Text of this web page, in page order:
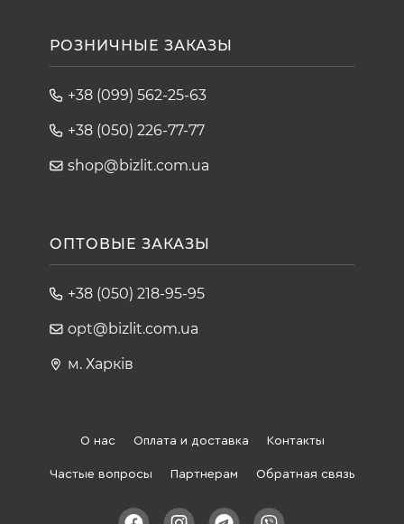
РОЗНИЧНЫЕ ЗАКАЗЫ
+38 (099) 562-25-63
+38 (050) 226-77-77
shop@bizlit.com.ua
ОПТОВЫЕ ЗАКАЗЫ
+38 (050) 218-95-95
opt@bizlit.com.ua
м. Харків
О нас Оплата и доставка Контакты
Частые вопросы Партнерам Обратная связь